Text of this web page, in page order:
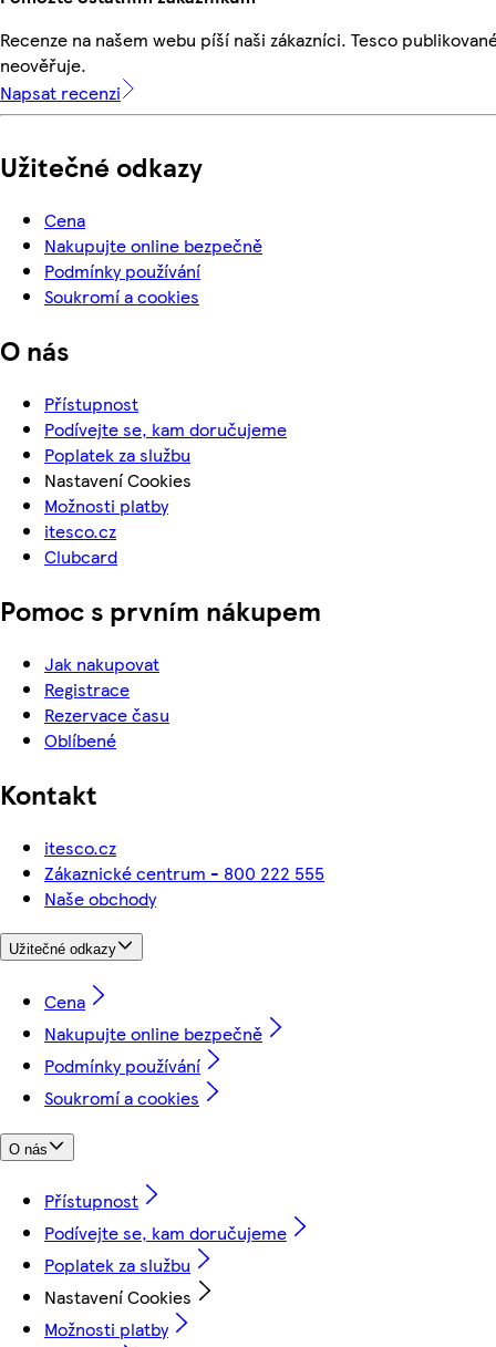
Recenze na našem webu píší naši zákazníci. Tesco
neověřuje.
Napsat recenzi
Užitečné odkazy
Cena
Nakupujte online bezpečně
Podmínky používání
Soukromí a cookies
O nás
Přístupnost
Podívejte se, kam doručujeme
Poplatek za službu
Nastavení Cookies
Možnosti platby
itesco.cz
Clubcard
Pomoc s prvním nákupem
Jak nakupovat
Registrace
Rezervace času
Oblíbené
Kontakt
itesco.cz
Zákaznické centrum - 800 222 555
Naše obchody
Užitečné odkazy
Cena
Nakupujte online bezpečně
Podmínky používání
Soukromí a cookies
O nás
Přístupnost
Podívejte se, kam doručujeme
Poplatek za službu
Nastavení Cookies
Možnosti platby